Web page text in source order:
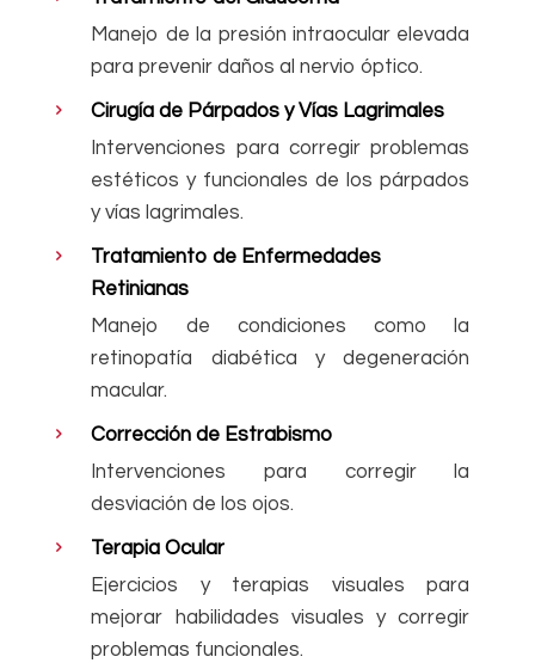
Manejo de la presión intraocular elevada
para prevenir daños al nervio óptico.
Cirugía de Párpados y Vías Lagrimales
Intervenciones para corregir problemas
estéticos y funcionales de los párpados
y vías lagrimales.
Tratamiento de Enfermedades
Retinianas
Manejo de condiciones como la
retinopatía diabética y degeneración
macular.
Corrección de Estrabismo
Intervenciones para corregir la
desviación de los ojos.
Terapia Ocular
Ejercicios y terapias visuales para
mejorar habilidades visuales y corregir
problemas funcionales.